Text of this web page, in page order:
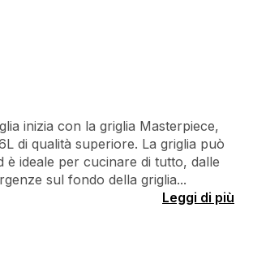
inizia con la griglia Masterpiece,
di qualità superiore. La griglia può
è ideale per cucinare di tutto, dalle
sul fondo della griglia...
Leggi di più